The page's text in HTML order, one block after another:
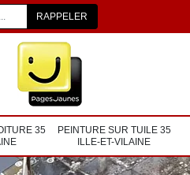
35
PEINTURE SUR TUILE 35
ILLE-ET-VILAINE